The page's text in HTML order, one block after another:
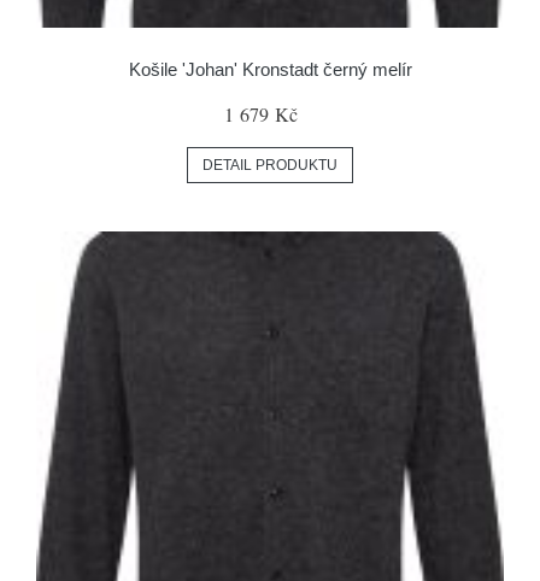
Košile 'Johan' Kronstadt černý melír
1 679 Kč
DETAIL PRODUKTU